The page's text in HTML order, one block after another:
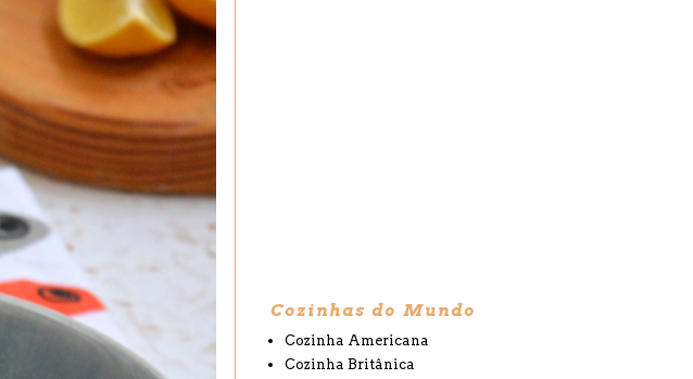
Cozinhas do Mundo
Cozinha Americana
Cozinha Britânica